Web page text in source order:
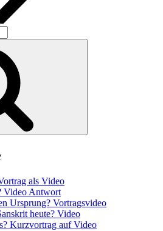
als Video
Video Antwort
Ursprung? Vortragsvideo
heute? Video
Kurzvortrag auf Video